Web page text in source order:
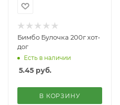
Бимбо Булочка 200г хот-
дог
Есть в наличии
5.45 руб.
В КОРЗИНУ